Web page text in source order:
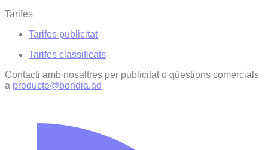
Tarifes
Tarifes publicitat
Tarifes classificats
Contacti amb nosaltres per publicitat o qüestions comercials
a producte@bondia.ad